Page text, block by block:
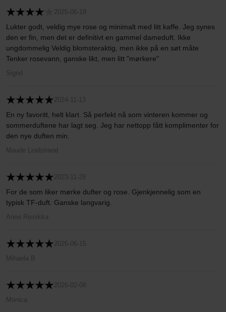
2025-06-18
Lukter godt, veldig mye rose og minimalt med litt kaffe. Jeg synes
den er fin, men det er definitivt en gammel dameduft. Ikke
ungdommelig Veldig blomsteraktig, men ikke på en søt måte
Tenker rosevann, ganske likt, men litt "mørkere"
Sigrid
2024-11-13
En ny favoritt, helt klart. Så perfekt nå som vinteren kommer og
sommerduftene har lagt seg. Jeg har nettopp fått komplimenter for
den nye duften min.
Maude Lindstrand
2023-11-28
For de som liker mørke dufter og rose. Gjenkjennelig som en
typisk TF-duft. Ganske langvarig.
Anne Reinikka
2026-06-15
Mihaela B
2026-02-08
Monica